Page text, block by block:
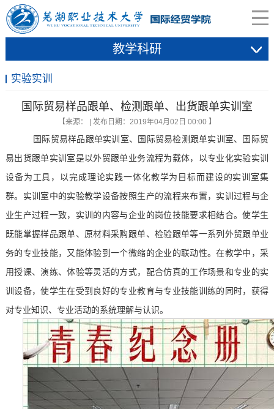
教学科研
实验实训
国际贸易样品跟单、检测跟单、出货跟单实训室
【来源： | 发布日期：2019年04月02日 00:00 】
国际贸易样品跟单实训室、国际贸易检测跟单实训室、国际贸
易出货跟单实训室是以外贸跟单业务流程为载体，以专业化实验实训
设备为工具，以 完成理论实践一体化教学为目标而建设的实训室集
群。实训室中的实验教学设备按照生产的流程来布置，实训过程与企
业生产过程一致，实训的内容与企业的岗位技能要求相结合。使学生
既能掌握样品跟单、原材料采购跟单、检验跟单等一系列外贸跟单业
务的专业技能，又能体验到一个微缩的企业的联动性。在教学中，采
用授课、演练、体验等灵活的方式，配合仿真的工作场景和专业的实
训设备，使学生在受到良好的专业教育与专业技能训练的同时，获得
对专业知识、专业活动的系统理解与认识。